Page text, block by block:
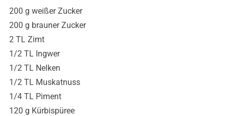
200 g weißer Zucker
200 g brauner Zucker
2 TL Zimt
1/2 TL Ingwer
1/2 TL Nelken
1/2 TL Muskatnuss
1/4 TL Piment
120 g Kürbispüree